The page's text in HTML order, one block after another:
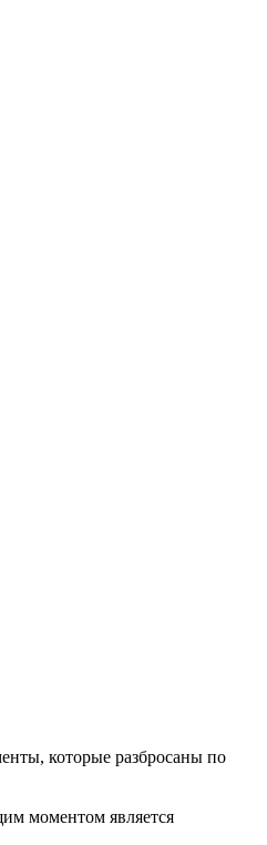
которые разбросаны по
моментом является